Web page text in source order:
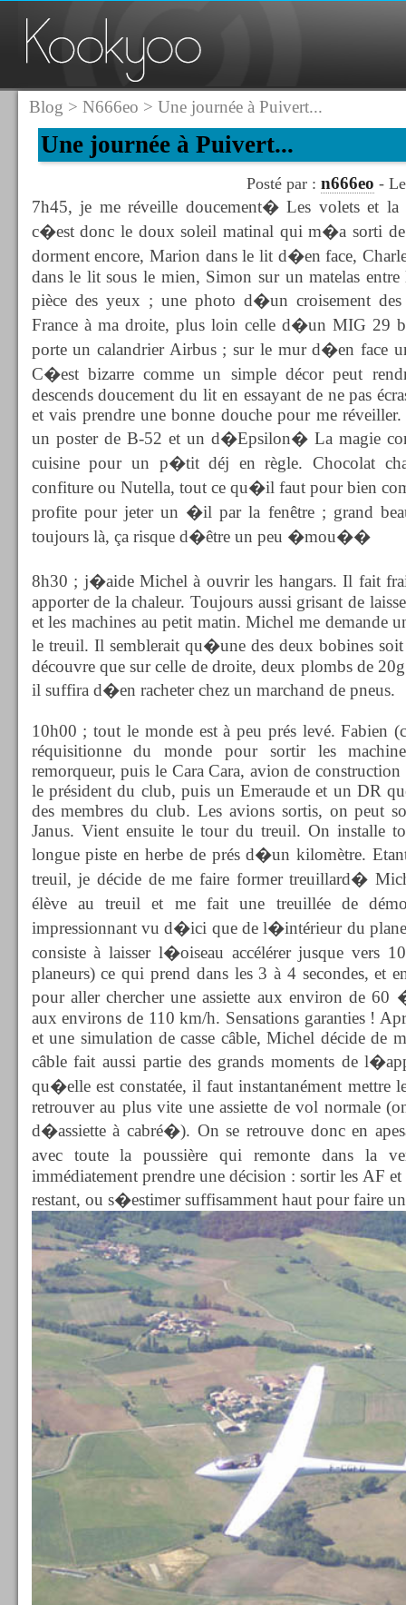
Blog > N666eo > Une journée à Puivert...
Une journée à Puivert...
Posté par : n666eo -
7h45, je me réveille doucement� Les volets et la
c�est donc le doux soleil matinal qui m�a sorti de
dorment encore, Marion dans le lit d�en face,
dans le lit sous le mien, Simon sur un matelas
pièce des yeux ; une photo d�un croisement
France à ma droite, plus loin celle d�un MIG 29
porte un calandrier Airbus ; sur le mur d�en face
C�est bizarre comme un simple décor peut
descends doucement du lit en essayant de ne pas
et vais prendre une bonne douche pour me
un poster de B-52 et un d�Epsilon� La magie
cuisine pour un p�tit déj en règle. Chocolat
confiture ou Nutella, tout ce qu�il faut pour bien
profite pour jeter un �il par la fenêtre ; grand
toujours là, ça risque d�être un peu �mou��
8h30 ; j�aide Michel à ouvrir les hangars. Il fait
apporter de la chaleur. Toujours aussi grisant de
et les machines au petit matin. Michel me demande
le treuil. Il semblerait qu�une des deux bobines
découvre que sur celle de droite, deux plombs de
il suffira d�en racheter chez un marchand de pneus.
10h00 ; tout le monde est à peu prés levé. Fabien
réquisitionne du monde pour sortir les
remorqueur, puis le Cara Cara, avion de construction
le président du club, puis un Emeraude et un DR
des membres du club. Les avions sortis, on peut
Janus. Vient ensuite le tour du treuil. On installe
longue piste en herbe de prés d�un kilomètre.
treuil, je décide de me faire former treuillard�
élève au treuil et me fait une treuillée de
impressionnant vu d�ici que de l�intérieur du
consiste à laisser l�oiseau accélérer jusque vers
planeurs) ce qui prend dans les 3 à 4 secondes, et
pour aller chercher une assiette aux environ de 60
aux environs de 110 km/h. Sensations garanties !
et une simulation de casse câble, Michel décide de
câble fait aussi partie des grands moments de
qu�elle est constatée, il faut instantanément mettre
retrouver au plus vite une assiette de vol normale
d�assiette à cabré�). On se retrouve donc en
avec toute la poussière qui remonte dans la
immédiatement prendre une décision : sortir les AF
restant, ou s�estimer suffisamment haut pour faire